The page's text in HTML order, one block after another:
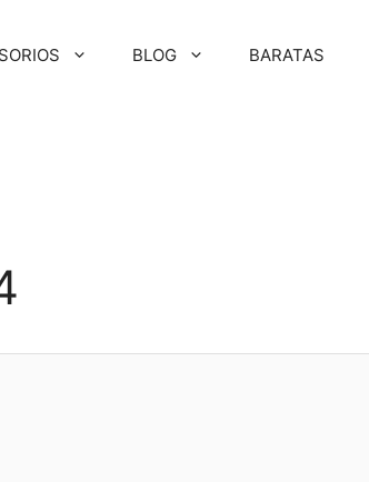
BLOG BARATAS